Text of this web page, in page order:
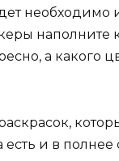
необходимо
наполните
а какого
и в полнее